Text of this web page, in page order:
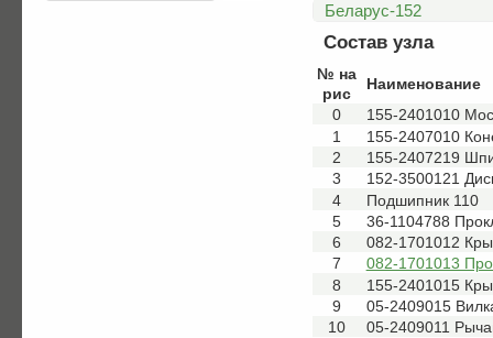
Беларус-152
Состав узла
№ на
рис
Наименование
0
155-2401010
1
155-2407010
2
155-2407219
3
152-3500121
4
Подшипник 110
5
36-1104788
6
082-1701012
7
082-1701013
8
155-2401015
9
05-2409015
10
05-2409011